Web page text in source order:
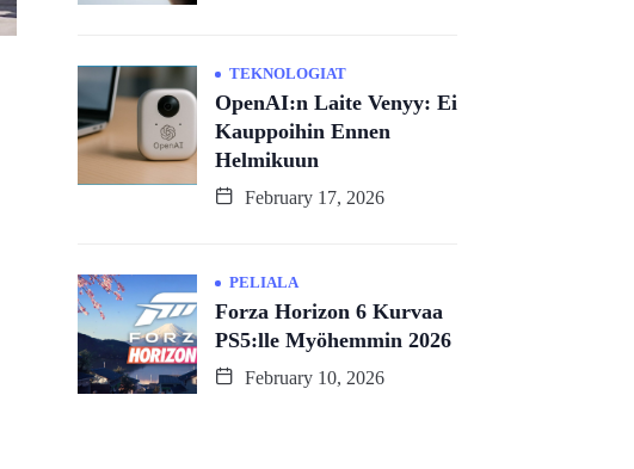
TEKNOLOGIAT
OpenAI:n Laite Venyy: Ei
Kauppoihin Ennen
Helmikuun
February 17, 2026
PELIALA
Forza Horizon 6 Kurvaa
PS5:lle Myöhemmin 2026
February 10, 2026